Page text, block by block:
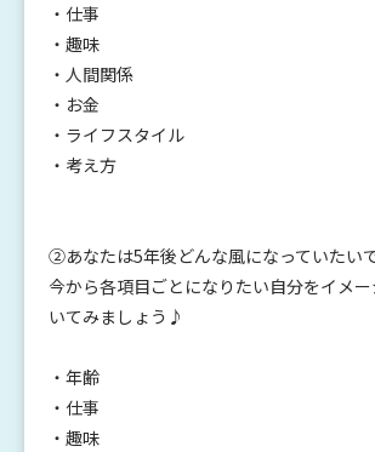
・仕事
・趣味
・人間関係
・お金
・ライフスタイル
・考え方
②あなたは5年後どんな風になっていたい
今から各項目ごとになりたい自分をイメ
いてみましょう♪
・年齢
・仕事
・趣味